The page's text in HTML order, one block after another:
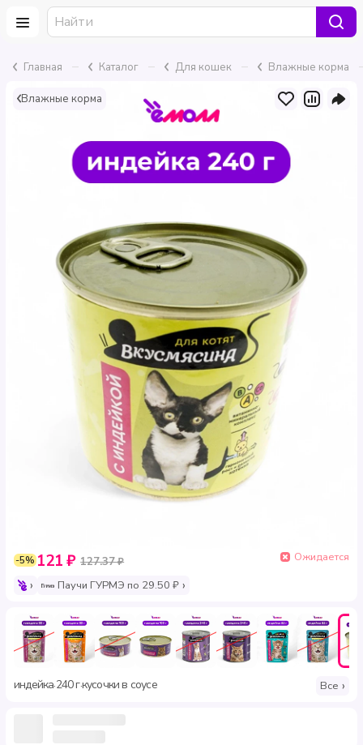
Главная – Каталог – Для кошек – Влажные корма
Влажные корма
-5% 121 ₽ 127.37 ₽
Ожидается
Паучи ГУРМЭ по 29.50 ₽
индейка·240 г·кусочки в соусе Все